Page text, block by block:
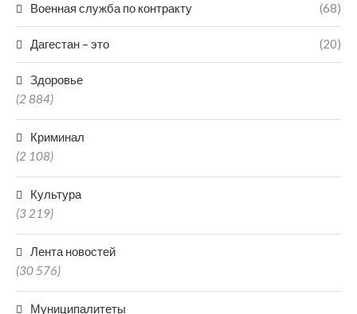
Военная служба по контракту (68)
Дагестан – это (20)
Здоровье
(2 884)
Криминал
(2 108)
Культура
(3 219)
Лента новостей
(30 576)
Муниципалитеты